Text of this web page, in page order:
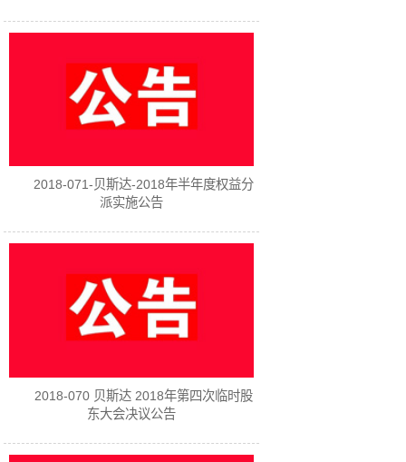
2018-071-贝斯达-2018年半年度权益分
派实施公告
2018-070 贝斯达 2018年第四次临时股
东大会决议公告